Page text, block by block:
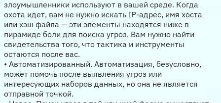
злоумышленники используют в вашей среде. Когда
охота идет, вам не нужно искать IP-адрес, имя хоста
или хэш файла — эти элементы находятся ниже в
пирамиде боли для поиска угроз. Вам нужно найти
свидетельства того, что тактика и инструменты
остаются после вас.
• Автоматизированный. Автоматизация, безусловно,
может помочь после выявления угроз или
интересующих наборов данных, но она не является
отправной точкой.